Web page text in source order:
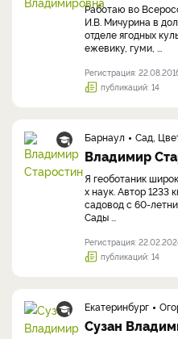
Работаю во
И.В. Мичурина в
отделе ягодных
ежевику, гуми, ...
Регистрация:
публикаций: 14
Барнаул Сад,
Владимир
Я геоботаник
х наук. Автор 1233
садовод с 60-
Сады ...
Регистрация:
публикаций: 14
Екатеринбург
Сузан